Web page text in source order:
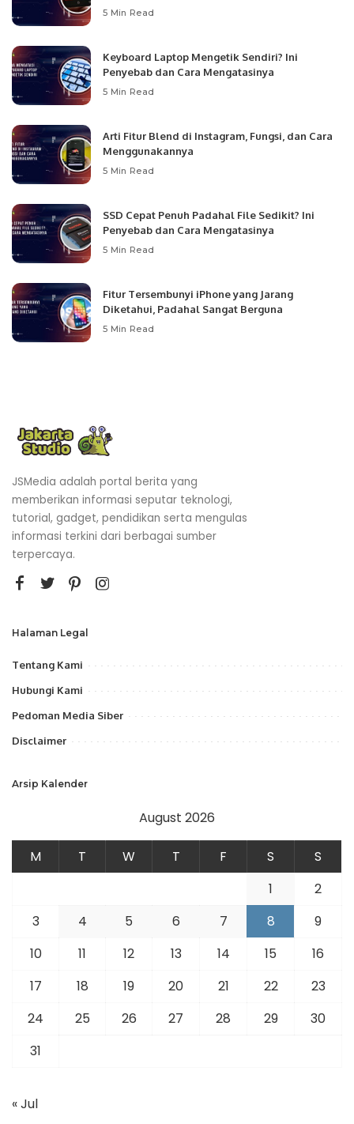
5 Min Read
Keyboard Laptop Mengetik Sendiri? Ini
Penyebab dan Cara Mengatasinya
5 Min Read
Arti Fitur Blend di Instagram, Fungsi, dan Cara
Menggunakannya
5 Min Read
SSD Cepat Penuh Padahal File Sedikit? Ini
Penyebab dan Cara Mengatasinya
5 Min Read
Fitur Tersembunyi iPhone yang Jarang
Diketahui, Padahal Sangat Berguna
5 Min Read
JSMedia adalah portal berita yang
memberikan informasi seputar teknologi,
tutorial, gadget, pendidikan serta mengulas
informasi terkini dari berbagai sumber
terpercaya.
Halaman Legal
Tentang Kami
Hubungi Kami
Pedoman Media Siber
Disclaimer
Arsip Kalender
August 2026
M T W T F S
S
1
2
3
4 5 6 7 8
9
10
11 12 13 14 15
16
17
18 19 20 21 22
23
24
25 26 27 28 29
30
31
« Jul